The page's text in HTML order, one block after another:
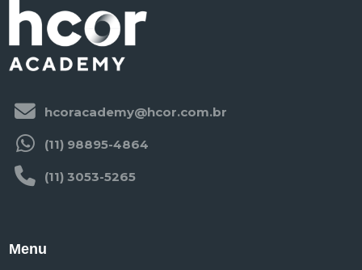
hcoracademy@hcor.com.br
(11) 98895-4864
(11) 3053-5265
Menu